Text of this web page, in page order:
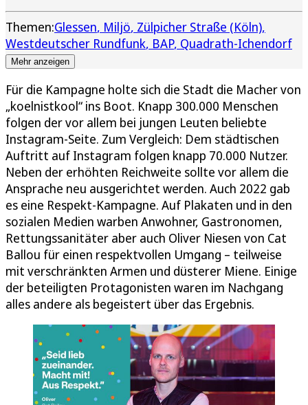
Themen:Glessen Miljö Zülpicher Straße (Köln)
Westdeutscher Rundfunk BAP Quadrath-Ichendorf
Mehr anzeigen
Für die Kampagne holte sich die Stadt die Macher von
„koelnistkool“ ins Boot. Knapp 300.000 Menschen
folgen der vor allem bei jungen Leuten beliebte
Instagram-Seite. Zum Vergleich: Dem städtischen
Auftritt auf Instagram folgen knapp 70.000 Nutzer.
Neben der erhöhten Reichweite sollte vor allem die
Ansprache neu ausgerichtet werden. Auch 2022 gab
es eine Respekt-Kampagne. Auf Plakaten und in den
sozialen Medien warben Anwohner, Gastronomen,
Rettungssanitäter aber auch Oliver Niesen von Cat
Ballou für einen respektvollen Umgang – teilweise
mit verschränkten Armen und düsterer Miene. Einige
der beteiligten Protagonisten waren im Nachgang
alles andere als begeistert über das Ergebnis.